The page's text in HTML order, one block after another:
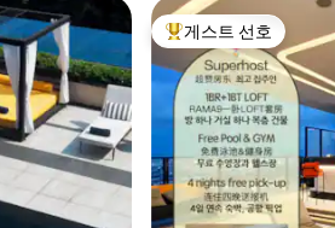
상위 게스트 선호
게스트 선호